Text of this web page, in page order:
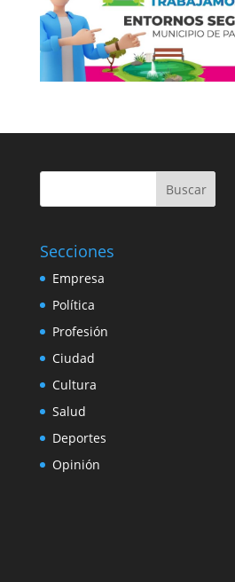
Buscar
Secciones
Empresa
Política
Profesión
Ciudad
Cultura
Salud
Deportes
Opinión